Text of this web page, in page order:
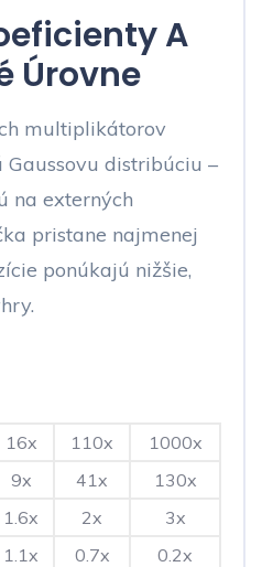
A
Úrovne
multiplikátorov
distribúciu –
na externých
pristane najmenej
ponúkajú nižšie,
16x 110x
1000x
9x 41x
130x
1.6x 2x
3x
1.1x 0.7x 0.2x